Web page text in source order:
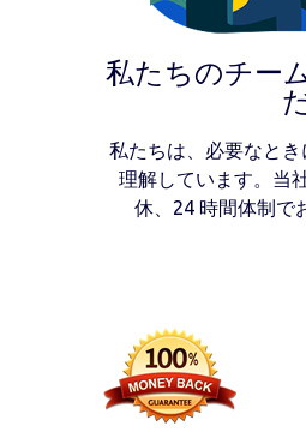
私たちのチー
私たちは、必要なと
理解しています。当
休、24 時間体制で